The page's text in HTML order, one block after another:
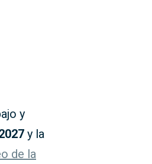
y
y la
de la